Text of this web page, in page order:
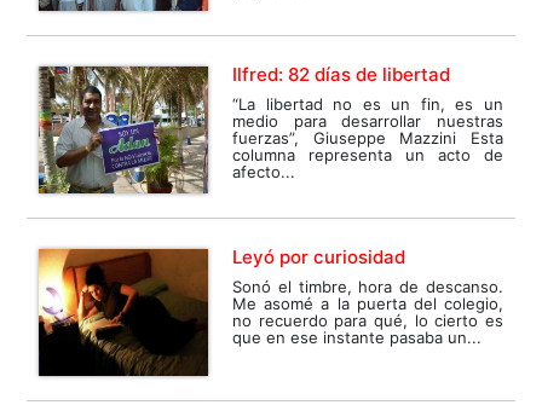
Ilfred: 82 días de libertad
“La libertad no es un fin, es un
medio para desarrollar nuestras
fuerzas”, Giuseppe Mazzini Esta
columna representa un acto de
afecto...
Leyó por curiosidad
Sonó el timbre, hora de descanso.
Me asomé a la puerta del colegio,
no recuerdo para qué, lo cierto es
que en ese instante pasaba un...